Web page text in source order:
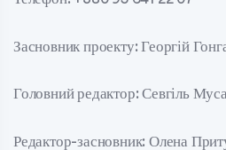
Засновник проекту: Георгій
Головний редактор: Севгіль
Редактор-засновник: Олена